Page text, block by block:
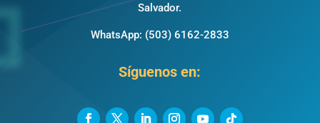
Salvador.
WhatsApp: (503) 6162-2833
Síguenos en: